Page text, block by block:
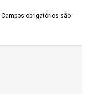
Campos obrigatórios são